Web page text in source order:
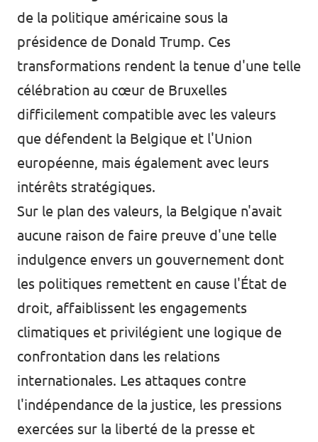
de la politique américaine sous la
présidence de Donald Trump. Ces
transformations rendent la tenue d'une telle
célébration au cœur de Bruxelles
difficilement compatible avec les valeurs
que défendent la Belgique et l'Union
européenne, mais également avec leurs
intérêts stratégiques.
Sur le plan des valeurs, la Belgique n'avait
aucune raison de faire preuve d'une telle
indulgence envers un gouvernement dont
les politiques remettent en cause l'État de
droit, affaiblissent les engagements
climatiques et privilégient une logique de
confrontation dans les relations
internationales. Les attaques contre
l'indépendance de la justice, les pressions
exercées sur la liberté de la presse et